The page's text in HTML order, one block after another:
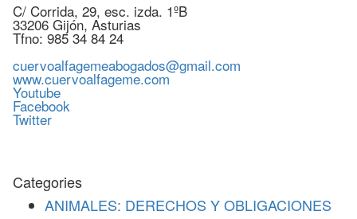
C/ Corrida, 29, esc. izda. 1ºB
33206 Gijón, Asturias
Tfno: 985 34 84 24
cuervoalfagemeabogados@gmail.com
www.cuervoalfageme.com
Youtube
Facebook
Twitter
Categories
ANIMALES: DERECHOS Y OBLIGACIONES